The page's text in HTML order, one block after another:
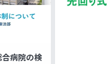
病院の検